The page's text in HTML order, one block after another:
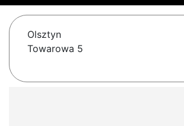
Olsztyn
Towarowa 5